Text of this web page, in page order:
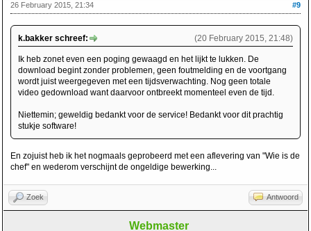
#9
26 February 2015, 21:34
(20 February 2015, 21:48)
k.bakker schreef:
Ik heb zonet even een poging gewaagd en het lijkt te lukken. De
download begint zonder problemen, geen foutmelding en de voortgang
wordt juist weergegeven met een tijdsverwachting. Nog geen totale
video gedownload want daarvoor ontbreekt momenteel even de tijd.
Niettemin; geweldig bedankt voor de service! Bedankt voor dit prachtig
stukje software!
En zojuist heb ik het nogmaals geprobeerd met een aflevering van "Wie is de
chef" en wederom verschijnt de ongeldige bewerking...
Zoek Antwoord
Webmaster